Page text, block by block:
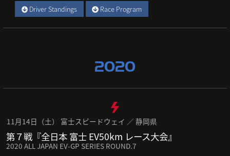
Driver Standings
Race Program
2020
11月14日（土） 富士スピードウェイ ／ 静岡県
第７戦『全日本 富士 EV50km レース大会』
2020 ALL JAPAN EV-GP SERIES ROUND.7